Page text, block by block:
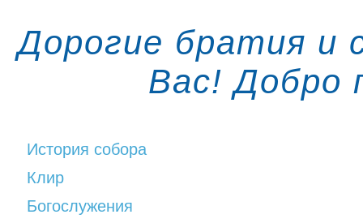
Дорогие братия и
Вас! Добро
История собора
Клир
Богослужения